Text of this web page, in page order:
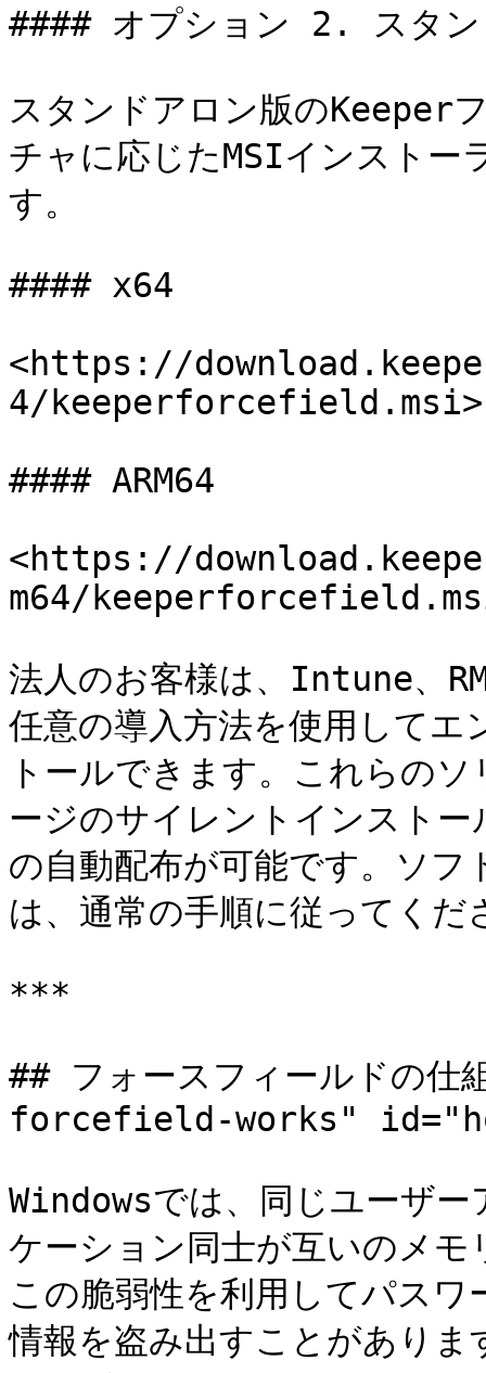
#### オプション 2. スタン
スタンドアロン版のKeeper
チャに応じたMSIインストー
す。
#### x64
<https://
4/keeperforcefield.msi>
#### ARM64
<https://
m64/
法人のお客様は、Intune、
任意の導入方法を使用してエ
トールできます。これらの
ージのサイレントインスト
の自動配布が可能です。ソフ
は、通常の手順に従ってくだ
***
## フォースフィールドの
forcefield-works"
Windowsでは、同じユーザ
ケーション同士が互いのメ
この脆弱性を利用してパス
情報を盗み出すことがあり